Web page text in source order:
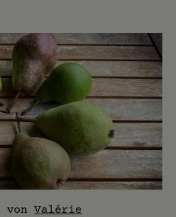
von Valérie